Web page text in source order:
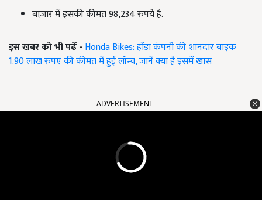
बाज़ार में इसकी कीमत 98,234 रुपये है.
इस खबर को भी पढें - Honda Bikes: होंडा कंपनी की शानदार बाइक
1.90 लाख रुपए की कीमत में हुई लॉन्च, जानें क्या है इसमें खास
ADVERTISEMENT